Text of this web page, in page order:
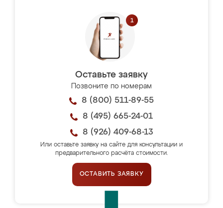
Оставьте заявку
Позвоните по номерам
8 (800) 511-89-55
8 (495) 665-24-01
8 (926) 409-68-13
Или оставьте заявку на сайте для консультации и
предварительного расчёта стоимости.
ОСТАВИТЬ ЗАЯВКУ